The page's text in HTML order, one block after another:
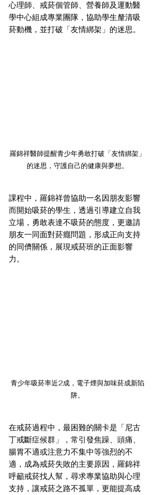
心理師、戒菸個管師、營養師及運動醫
學中心組成專業團隊，協助學生釐清吸
菸動機，並打破「友情綁架」的迷思。
羅錦祥醫師提醒青少年勇敢打破「友情綁架」
的迷思，守護自己的健康與夢想。
課程中，羅錦祥曾協助一名因朋友影響
而開始吸菸的學生，透過引導建立自我
立場，勇敢表達不吸菸的態度，更邀請
朋友一同面對菸癮問題，形成正向支持
的同儕關係，展現戒菸班的正面影響
力。
青少年吸菸率近2成，電子煙與加味菸成新陷
阱。
在戒菸過程中，最困難的關卡是「尼古
丁戒斷症候群」，常引發焦躁、頭痛、
腸胃不適或注意力不集中等強烈的不
適，成為戒菸失敗的主要原因，羅錦祥
呼籲戒菸找人幫，尋求專業協助與心理
支持，讓戒菸之路不孤單，更能提高成